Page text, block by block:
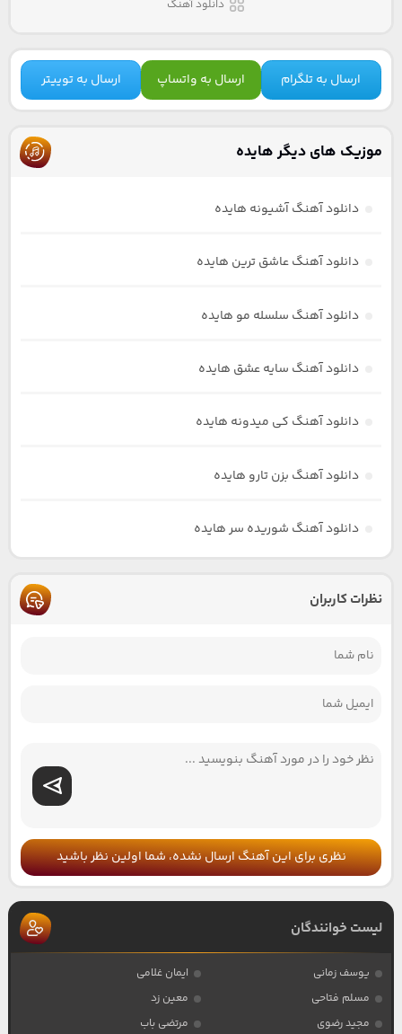
دانلود آهنگ
ارسال به تلگرام ارسال به واتساپ ارسال به توییتر
موزیک های دیگر هایده
دانلود آهنگ آشیونه هایده
دانلود آهنگ عاشق ترین هایده
دانلود آهنگ سلسله مو هایده
دانلود آهنگ سایه عشق هایده
دانلود آهنگ کی میدونه هایده
دانلود آهنگ بزن تارو هایده
دانلود آهنگ شوریده سر هایده
نظرات کاربران
نظری برای این آهنگ ارسال نشده، شما اولین نظر باشید
لیست خوانندگان
یوسف زمانی
ایمان غلامی
مسلم فتاحی
معین زد
مجید رضوی
مرتضی باب